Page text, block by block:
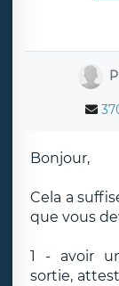
Bonjour,
Cela a
que vous
1 - avoir
sortie,